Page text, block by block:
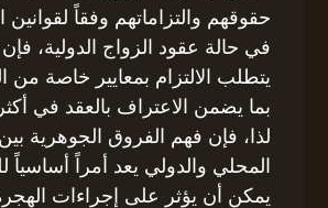
حقوقهم والتزاماتهم وفقاً لقوانين
في حالة عقود الزواج الدولية، فإن
يتطلب الالتزام بمعايير خاصة من
بما يضمن الاعتراف بالعقد في
لذا، فإن فهم الفروق الجوهرية
المحلي والدولي يعد أمراً أساسياً
يمكن أن يؤثر على إجراءات